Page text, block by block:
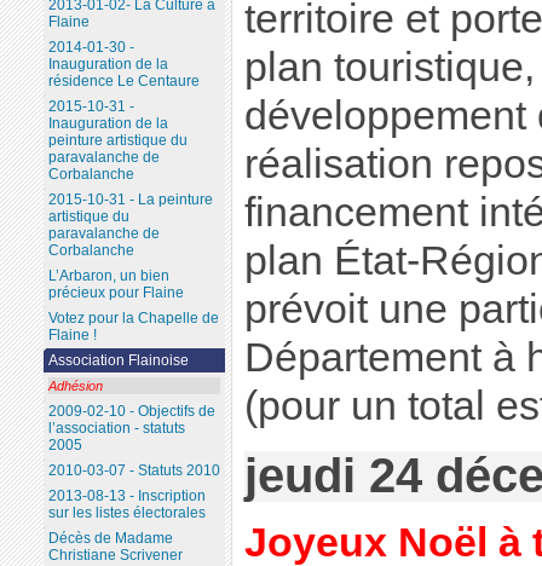
territoire et
plan
développement
réalisation
financement
plan État-
prévoit une
Département à
(pour un total
jeudi 24
Joyeux Noël à
2013-01-02- La Culture à
Flaine
2014-01-30 -
Inauguration de la
résidence Le Centaure
2015-10-31 -
Inauguration de la
peinture artistique du
paravalanche de
Corbalanche
2015-10-31 - La peinture
artistique du
paravalanche de
Corbalanche
L’Arbaron, un bien
précieux pour Flaine
Votez pour la Chapelle de
Flaine !
Association Flainoise
Adhésion
2009-02-10 - Objectifs de
l’association - statuts
2005
2010-03-07 - Statuts 2010
2013-08-13 - Inscription
sur les listes électorales
Décès de Madame
Christiane Scrivener